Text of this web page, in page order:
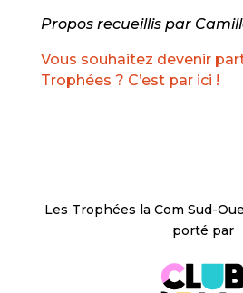
Propos recueillis par
Vous souhaitez devenir
Trophées ? C’est par ici !
Les Trophées la Com Sud-
porté par